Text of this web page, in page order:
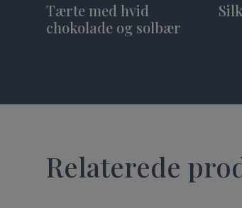
Tærte med hvid
chokolade og solbær
Relaterede